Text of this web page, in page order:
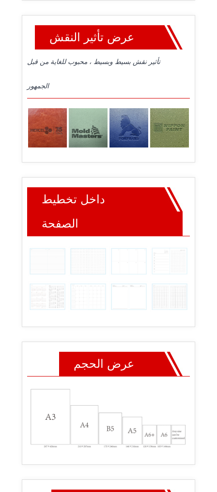
عرض تأثير النقش
تأثير نقش بسيط وبسيط ، محبوب للغاية من قبل
الجمهور
داخل تخطيط
الصفحة
عرض الحجم